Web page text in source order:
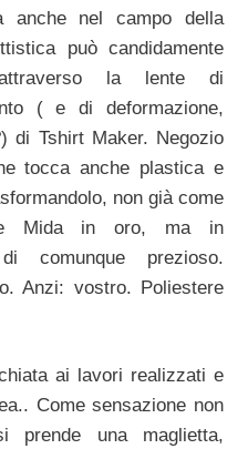
anche nel campo della
può candidamente
la lente di
( e di deformazione,
di Tshirt Maker. Negozio
tocca anche plastica e
non già come
Mida in oro, ma in
comunque prezioso.
Anzi: vostro. Poliestere
ai lavori realizzati e
Come sensazione non
prende una maglietta,